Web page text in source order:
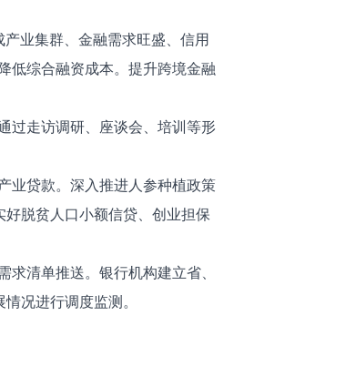
业集群、金融需求旺盛、信用
低综合融资成本。提升跨境金融
过走访调研、座谈会、培训等形
业贷款。深入推进人参种植政策
脱贫人口小额信贷、创业担保
清单推送。银行机构建立省、
况进行调度监测。